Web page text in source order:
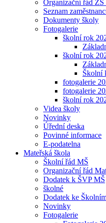
Organizační řád ZŠ
Seznam
Dokumenty školy
Fotogalerie
školní rok
školní rok
Školní
fotogalerie
fotogalerie
školní rok
Videa školy
Novinky
Úřední deska
Povinné informace
E-podatelna
Mateřská škola
Školní řád MŠ
Organizační řád
Dodatek k ŠVP MŠ
školné
Dodatek ke
Novinky
Fotogalerie